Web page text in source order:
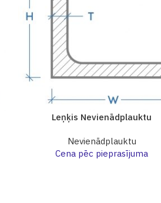
Leņķis Nevienādplauktu
Nevienādplauktu
Cena pēc pieprasījuma